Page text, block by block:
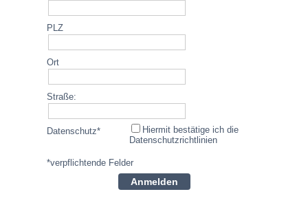
PLZ
Ort
Straße:
Datenschutz*
Hiermit bestätige ich die
Datenschutzrichtlinien
*verpflichtende Felder
Anmelden